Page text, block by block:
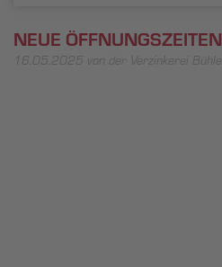
NEUE ÖFFNUNGSZEITEN
16.05.2025 von der Verzinkerei Bühler